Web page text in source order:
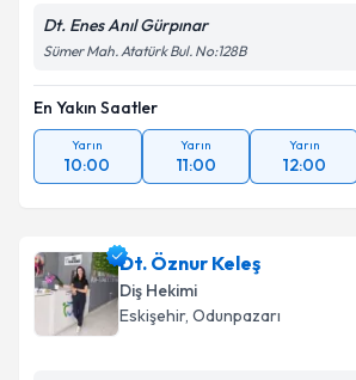
Dt. Enes Anıl Gürpınar
Sümer Mah. Atatürk Bul. No:128B
En Yakın Saatler
Yarın
10:00
Yarın
11:00
Yarın
12:00
Dt. Öznur Keleş
Diş Hekimi
Eskişehir, Odunpazarı